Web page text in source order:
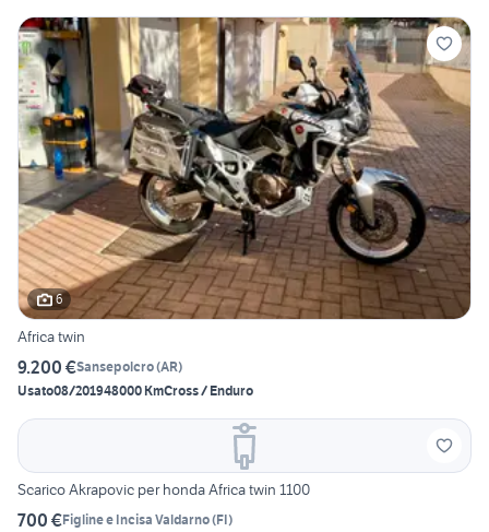
6
Africa twin
9.200 €Sansepolcro(AR)
Usato08/201948000 KmCross / Enduro
Scarico Akrapovic per honda Africa twin 1100
700 €Figline e Incisa Valdarno(FI)